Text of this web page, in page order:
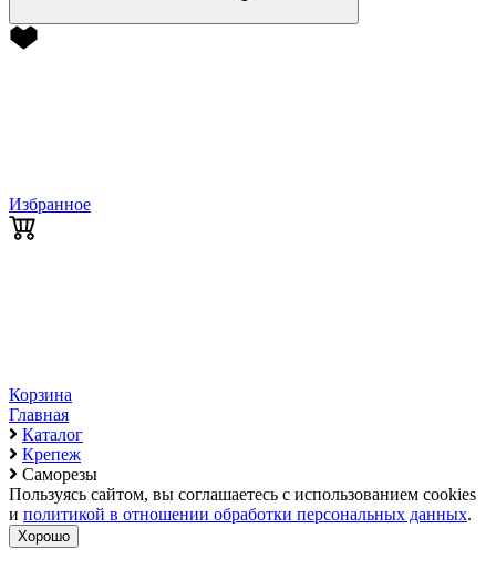
Избранное
Корзина
Главная
Каталог
Крепеж
Саморезы
Пользуясь сайтом, вы соглашаетесь с использованием cookies
и политикой в отношении обработки персональных данных.
Хорошо